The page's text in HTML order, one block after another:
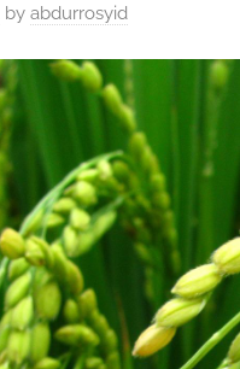
by abdurrosyid